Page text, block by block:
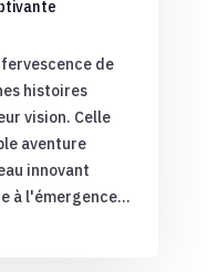
de
histoires
vision. Celle
aventure
innovant
à l'émergence...